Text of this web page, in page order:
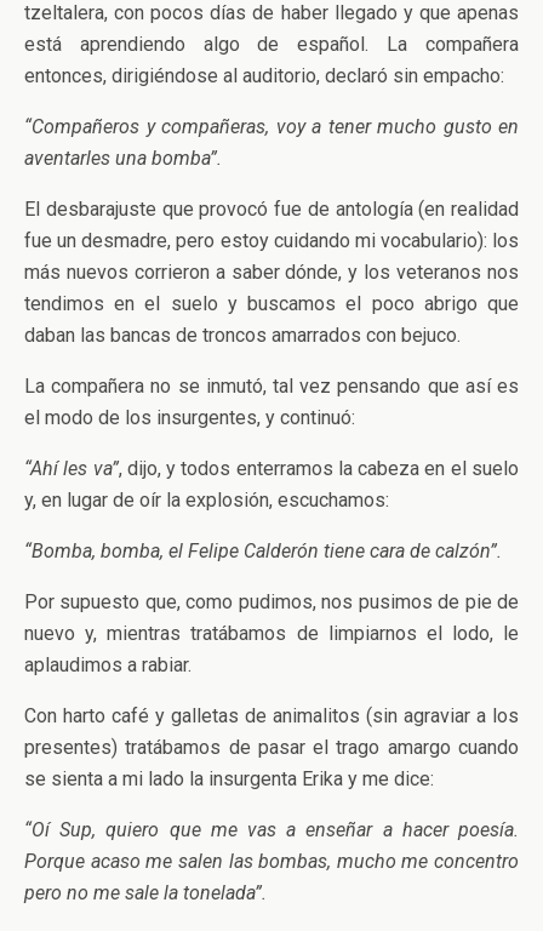
tzeltalera, con pocos días de haber llegado y que apenas
está aprendiendo algo de español. La compañera
entonces, dirigiéndose al auditorio, declaró sin empacho:
“Compañeros y compañeras, voy a tener mucho gusto en
aventarles una bomba”.
El desbarajuste que provocó fue de antología (en realidad
fue un desmadre, pero estoy cuidando mi vocabulario): los
más nuevos corrieron a saber dónde, y los veteranos nos
tendimos en el suelo y buscamos el poco abrigo que
daban las bancas de troncos amarrados con bejuco.
La compañera no se inmutó, tal vez pensando que así es
el modo de los insurgentes, y continuó:
“Ahí les va”, dijo, y todos enterramos la cabeza en el suelo
y, en lugar de oír la explosión, escuchamos:
“Bomba, bomba, el Felipe Calderón tiene cara de calzón”.
Por supuesto que, como pudimos, nos pusimos de pie de
nuevo y, mientras tratábamos de limpiarnos el lodo, le
aplaudimos a rabiar.
Con harto café y galletas de animalitos (sin agraviar a los
presentes) tratábamos de pasar el trago amargo cuando
se sienta a mi lado la insurgenta Erika y me dice:
“Oí Sup, quiero que me vas a enseñar a hacer poesía.
Porque acaso me salen las bombas, mucho me concentro
pero no me sale la tonelada”.